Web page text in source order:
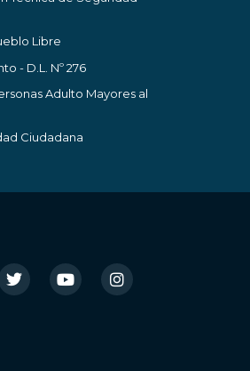
Libre
- D.L. Nº 276
Adulto Mayores al
Ciudadana